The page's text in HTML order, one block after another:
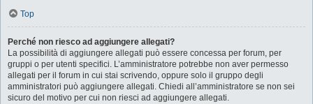
Top
Perché non riesco ad aggiungere allegati?
La possibilità di aggiungere allegati può essere concessa per forum, per
gruppi o per utenti specifici. L’amministratore potrebbe non aver permesso
allegati per il forum in cui stai scrivendo, oppure solo il gruppo degli
amministratori può aggiungere allegati. Chiedi all’amministratore se non sei
sicuro del motivo per cui non riesci ad aggiungere allegati.